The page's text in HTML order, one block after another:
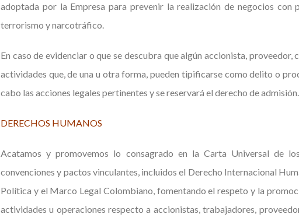
adoptada por la Empresa para prevenir la realización de negocios con
terrorismo y narcotráfico.
En caso de evidenciar o que se descubra que algún accionista,
actividades que, de una u otra forma, pueden tipificarse como delito o
cabo las acciones legales pertinentes y se reservará el derecho de admisión.
DERECHOS HUMANOS
Acatamos y promovemos lo consagrado en la Carta Universal de
convenciones y pactos vinculantes, incluidos el Derecho Internacional
Política y el Marco Legal Colombiano, fomentando el respeto y la
actividades u operaciones respecto a accionistas, trabajadores,